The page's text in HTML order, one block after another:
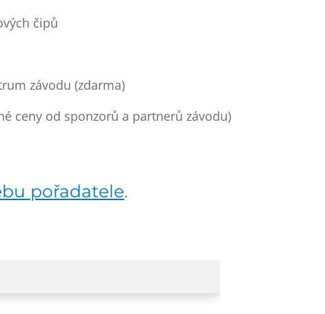
čipů
závodu (zdarma)
ceny od sponzorů a partnerů závodu)
pořadatele.